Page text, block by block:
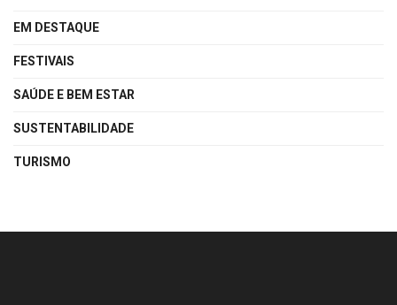
EM DESTAQUE
FESTIVAIS
SAÚDE E BEM ESTAR
SUSTENTABILIDADE
TURISMO